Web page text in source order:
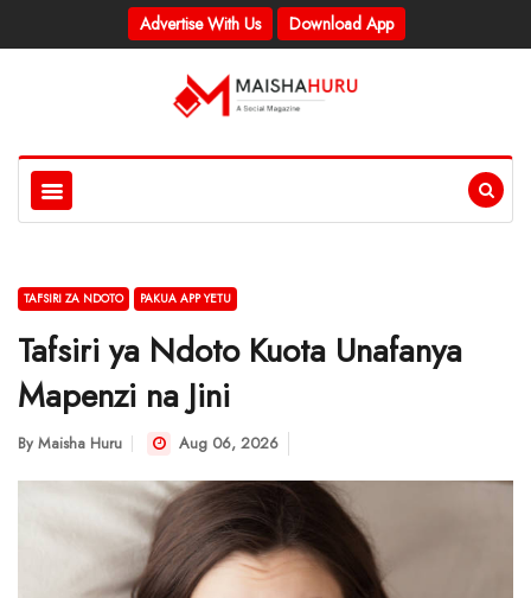
Advertise With Us Download App
TAFSIRI ZA NDOTO PAKUA APP YETU
Tafsiri ya Ndoto Kuota Unafanya
Mapenzi na Jini
By Maisha Huru Aug 06, 2026